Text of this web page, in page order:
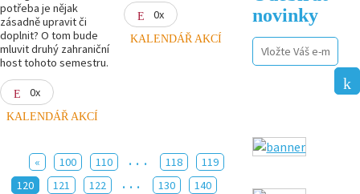
potřeba je nějak
zásadně upravit či
doplnit? O tom bude
mluvit druhý zahraniční
host tohoto semestru.
0x
KALENDÁŘ AKCÍ
0x
KALENDÁŘ AKCÍ
« 100 110 ... 118
119
120
121 122 ... 130 140
novinky